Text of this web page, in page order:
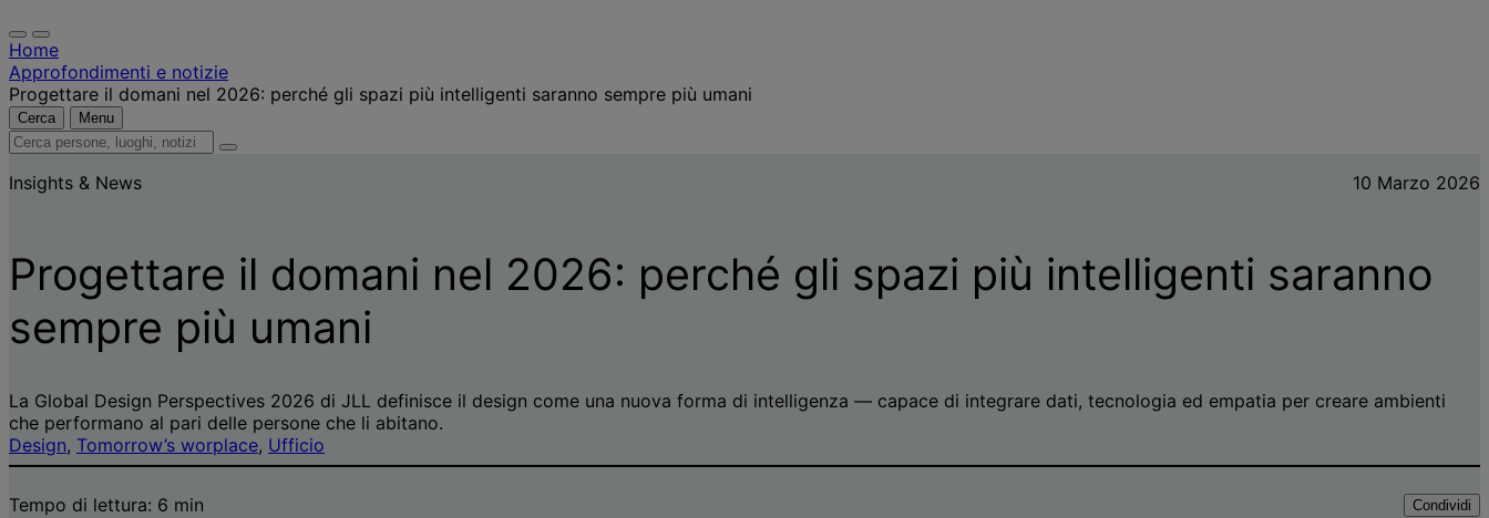
Home
Approfondimenti e notizie
Progettare il domani nel 2026: perché gli spazi più intelligenti saranno sempre più umani
Cerca Menu
Cerca
luoghi,
Insights & News 10 Marzo 2026
Progettare il domani nel 2026: perché gli spazi più intelligenti saranno
sempre più umani
La Global Design Perspectives 2026 di JLL definisce il design come una nuova forma di intelligenza — capace di integrare dati, tecnologia ed empatia per creare ambienti
che performano al pari delle persone che li abitano.
Design, Tomorrow’s worplace, Ufficio
Tempo di lettura: 6 min Condividi